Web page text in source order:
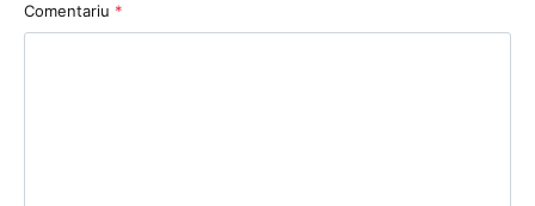
Comentariu *